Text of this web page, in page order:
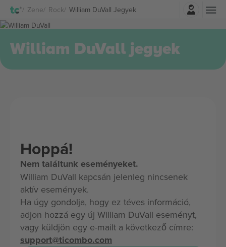
Zene Rock William DuVall JegyekBelépés
William DuVall jegyek
Hoppá!
Nem találtunk eseményeket.
William DuVall kapcsán jelenleg nincsenek
aktív események.
Ha úgy gondolja, hogy ez téves információ,
adjon hozzá egy új William DuVall eseményt,
vagy küldjön egy e-mailt a következő címre:
support@ticombo.com